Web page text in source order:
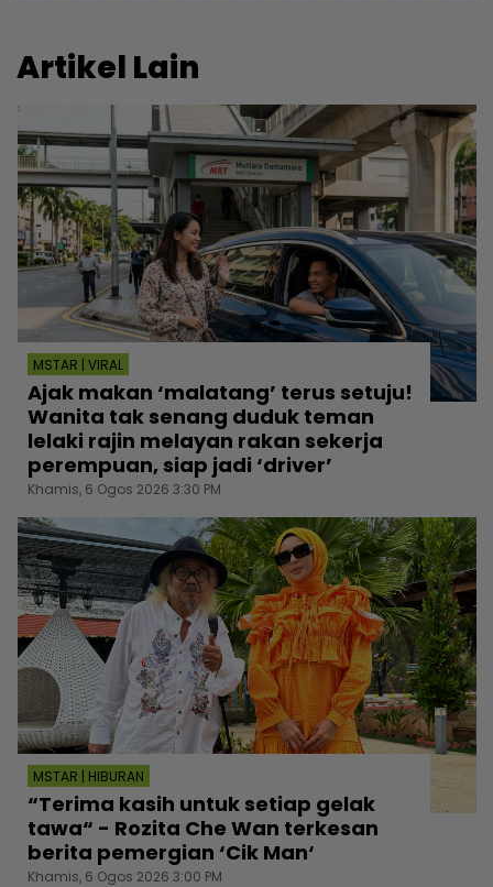
Artikel Lain
MSTAR | VIRAL
Ajak makan ‘malatang’ terus setuju!
Wanita tak senang duduk teman
lelaki rajin melayan rakan sekerja
perempuan, siap jadi ‘driver’
Khamis, 6 Ogos 2026 3:30 PM
MSTAR | HIBURAN
“Terima kasih untuk setiap gelak
tawa“ - Rozita Che Wan terkesan
berita pemergian ‘Cik Man‘
Khamis, 6 Ogos 2026 3:00 PM